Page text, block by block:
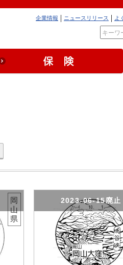
よ
ニュースリリース
企業情報
岡
山
県
2023-06-15廃止